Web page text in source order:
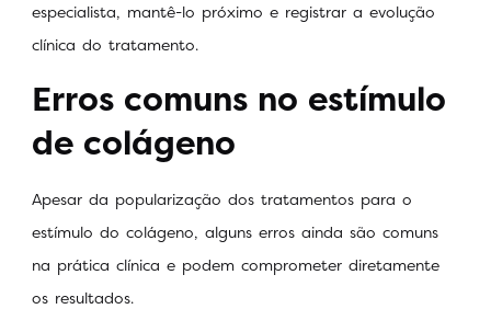
especialista, mantê-lo próximo e registrar a evolução
clínica do tratamento.
Erros comuns no estímulo
de colágeno
Apesar da popularização dos tratamentos para o
estímulo do colágeno, alguns erros ainda são comuns
na prática clínica e podem comprometer diretamente
os resultados.